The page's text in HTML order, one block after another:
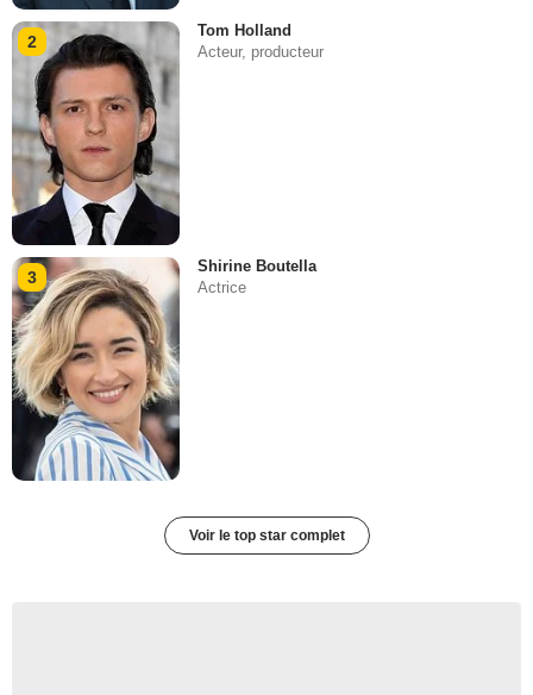
2
Tom Holland
Acteur, producteur
3
Shirine Boutella
Actrice
Voir le top star complet